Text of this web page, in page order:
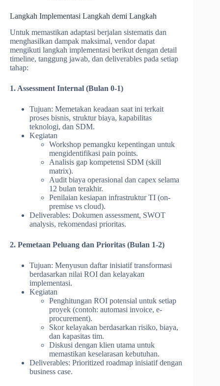
Langkah Implementasi Langkah demi Langkah
Untuk memastikan adaptasi berjalan sistematis dan
menghasilkan dampak maksimal, vendor dapat
mengikuti langkah implementasi berikut dengan detail
timeline, tanggung jawab, dan deliverables pada setiap
tahap:
1. Assessment Internal (Bulan 0-1)
Tujuan: Memetakan keadaan saat ini terkait
proses bisnis, struktur biaya, kapabilitas
teknologi, dan SDM.
Kegiatan
Workshop pemangku kepentingan untuk
mengidentifikasi pain points.
Analisis gap kompetensi SDM (skill
matrix).
Audit biaya operasional dan capex selama
12 bulan terakhir.
Penilaian kesiapan infrastruktur TI (on-
premise vs cloud).
Deliverables: Dokumen assessment, SWOT
analysis, rekomendasi prioritas.
2. Pemetaan Peluang dan Prioritas (Bulan 1-2)
Tujuan: Menyusun daftar inisiatif transformasi
berdasarkan nilai ROI dan kelayakan
implementasi.
Kegiatan
Penghitungan ROI potensial untuk setiap
proyek (contoh: automasi invoice, e-
procurement).
Skor kelayakan berdasarkan risiko, biaya,
dan kapasitas tim.
Diskusi dengan klien utama untuk
memastikan keselarasan kebutuhan.
Deliverables: Prioritized roadmap inisiatif dengan
business case.